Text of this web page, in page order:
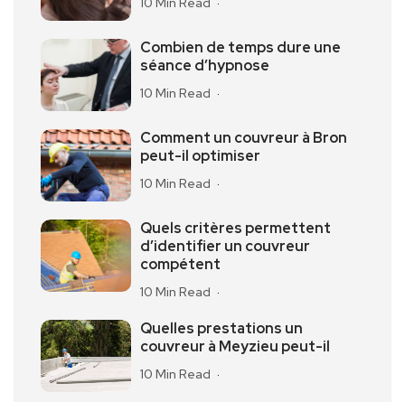
Combien de temps dure une
séance d’hypnose
10 Min Read
Comment un couvreur à Bron
peut-il optimiser
10 Min Read
Quels critères permettent
d’identifier un couvreur
compétent
10 Min Read
Quelles prestations un
couvreur à Meyzieu peut-il
10 Min Read